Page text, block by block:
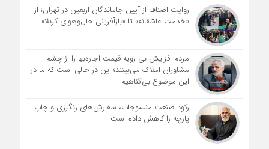
روایت اصناف از آیین جاماندگان اربعین در تهران؛ از
«خدمت عاشقانه» تا «بازآفرینی حال‌وهوای کربلا»
مردم افزایش بی رویه قیمت اجاره‌بها را از چشم
مشاوران املاک می‌بینند؛ این در حالی است که ما در
این موضوع بی‌گناهیم
رکود صنعت منسوجات، سفارش‌های رنگرزی و چاپ
پارچه را کاهش داده است